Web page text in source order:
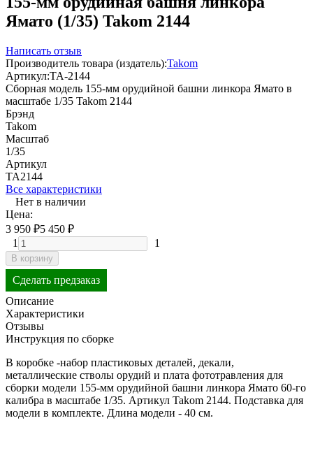
Ямато (1/35) Takom 2144
Написать отзыв
Производитель товара (издатель):Takom
Артикул:TA-2144
Сборная модель 155-мм орудийной башни линкора Ямато в
масштабе 1/35 Takom 2144
Брэнд
Takom
Масштаб
1/35
Артикул
TA2144
Все характеристики
Нет в наличии
Цена:
3 950 ₽5 450 ₽
1
1
В корзину
Сделать предзаказ
Описание
Характеристики
Отзывы
Инструкция по сборке
В коробке -набор пластиковых деталей, декали,
металлические стволы орудий и плата фототравления для
сборки модели 155-мм орудийной башни линкора Ямато 60-го
калибра в масштабе 1/35. Артикул Takom 2144. Подставка для
модели в комплекте. Длина модели - 40 см.